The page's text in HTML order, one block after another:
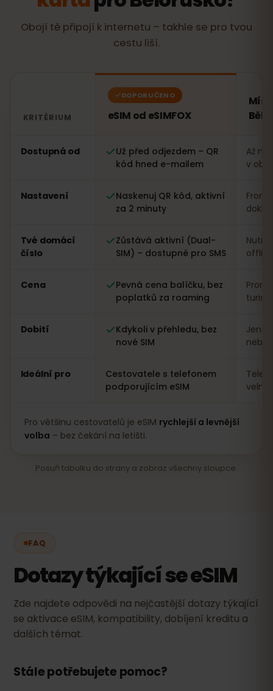
Obojí tě připojí k internetu – takhle se pro tvou
cestu liší.
KRITÉRIUM
DOPORUČENO
eSIM od eSIMFOX
Dostupná od
Už před odjezdem – QR
kód hned e-mailem
Až
v
Nastavení
Naskenuj QR kód, aktivní
za 2 minuty
Tvé domácí
číslo
Zůstává aktivní (Dual-
SIM) – dostupné pro SMS
offline
Cena
Pevná cena balíčku, bez
poplatků za roaming
Dobití
Kdykoli v přehledu, bez
nové SIM
Jen
nebo
Ideální pro
Cestovatele s telefonem
podporujícím eSIM
velmi
Pro většinu cestovatelů je eSIM rychlejší a levnější
volba – bez čekání na letišti.
Posuň tabulku do strany a zobraz všechny sloupce.
FAQ
Dotazy týkající se eSIM
Zde najdete odpovědi na nejčastější dotazy týkající
se aktivace eSIM, kompatibility, dobíjení kreditu a
dalších témat.
Stále potřebujete pomoc?